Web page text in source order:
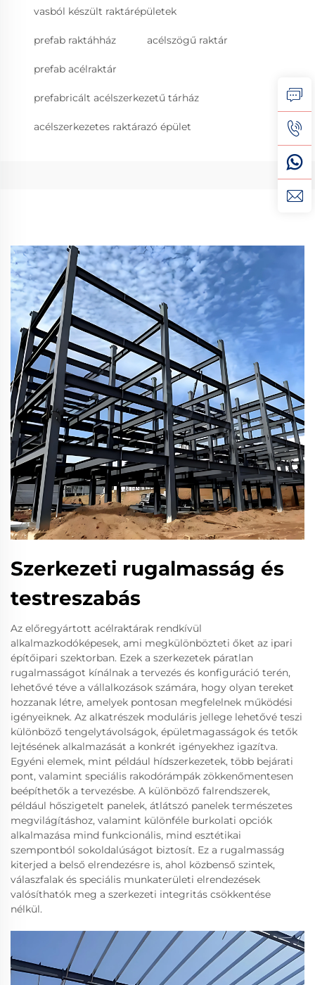
vasból készült raktárépületek
prefab raktáhház acélszögű raktár
prefab acélraktár
prefabricált acélszerkezetű tárház
acélszerkezetes raktárazó épület
Szerkezeti rugalmasság és
testreszabás
Az előregyártott acélraktárak rendkívül
alkalmazkodóképesek, ami megkülönbözteti őket az ipari
építőipari szektorban. Ezek a szerkezetek páratlan
rugalmasságot kínálnak a tervezés és konfiguráció terén,
lehetővé téve a vállalkozások számára, hogy olyan tereket
hozzanak létre, amelyek pontosan megfelelnek működési
igényeiknek. Az alkatrészek moduláris jellege lehetővé teszi
különböző tengelytávolságok, épületmagasságok és tetők
lejtésének alkalmazását a konkrét igényekhez igazítva.
Egyéni elemek, mint például hídszerkezetek, több bejárati
pont, valamint speciális rakodórámpák zökkenőmentesen
beépíthetők a tervezésbe. A különböző falrendszerek,
például hőszigetelt panelek, átlátszó panelek természetes
megvilágításhoz, valamint különféle burkolati opciók
alkalmazása mind funkcionális, mind esztétikai
szempontból sokoldalúságot biztosít. Ez a rugalmasság
kiterjed a belső elrendezésre is, ahol közbenső szintek,
válaszfalak és speciális munkaterületi elrendezések
valósíthatók meg a szerkezeti integritás csökkentése
nélkül.